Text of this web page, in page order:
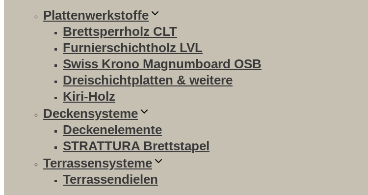
Plattenwerkstoffe
Brettsperrholz CLT
Furnierschichtholz LVL
Swiss Krono Magnumboard OSB
Dreischichtplatten & weitere
Kiri-Holz
Deckensysteme
Deckenelemente
STRATTURA Brettstapel
Terrassensysteme
Terrassendielen